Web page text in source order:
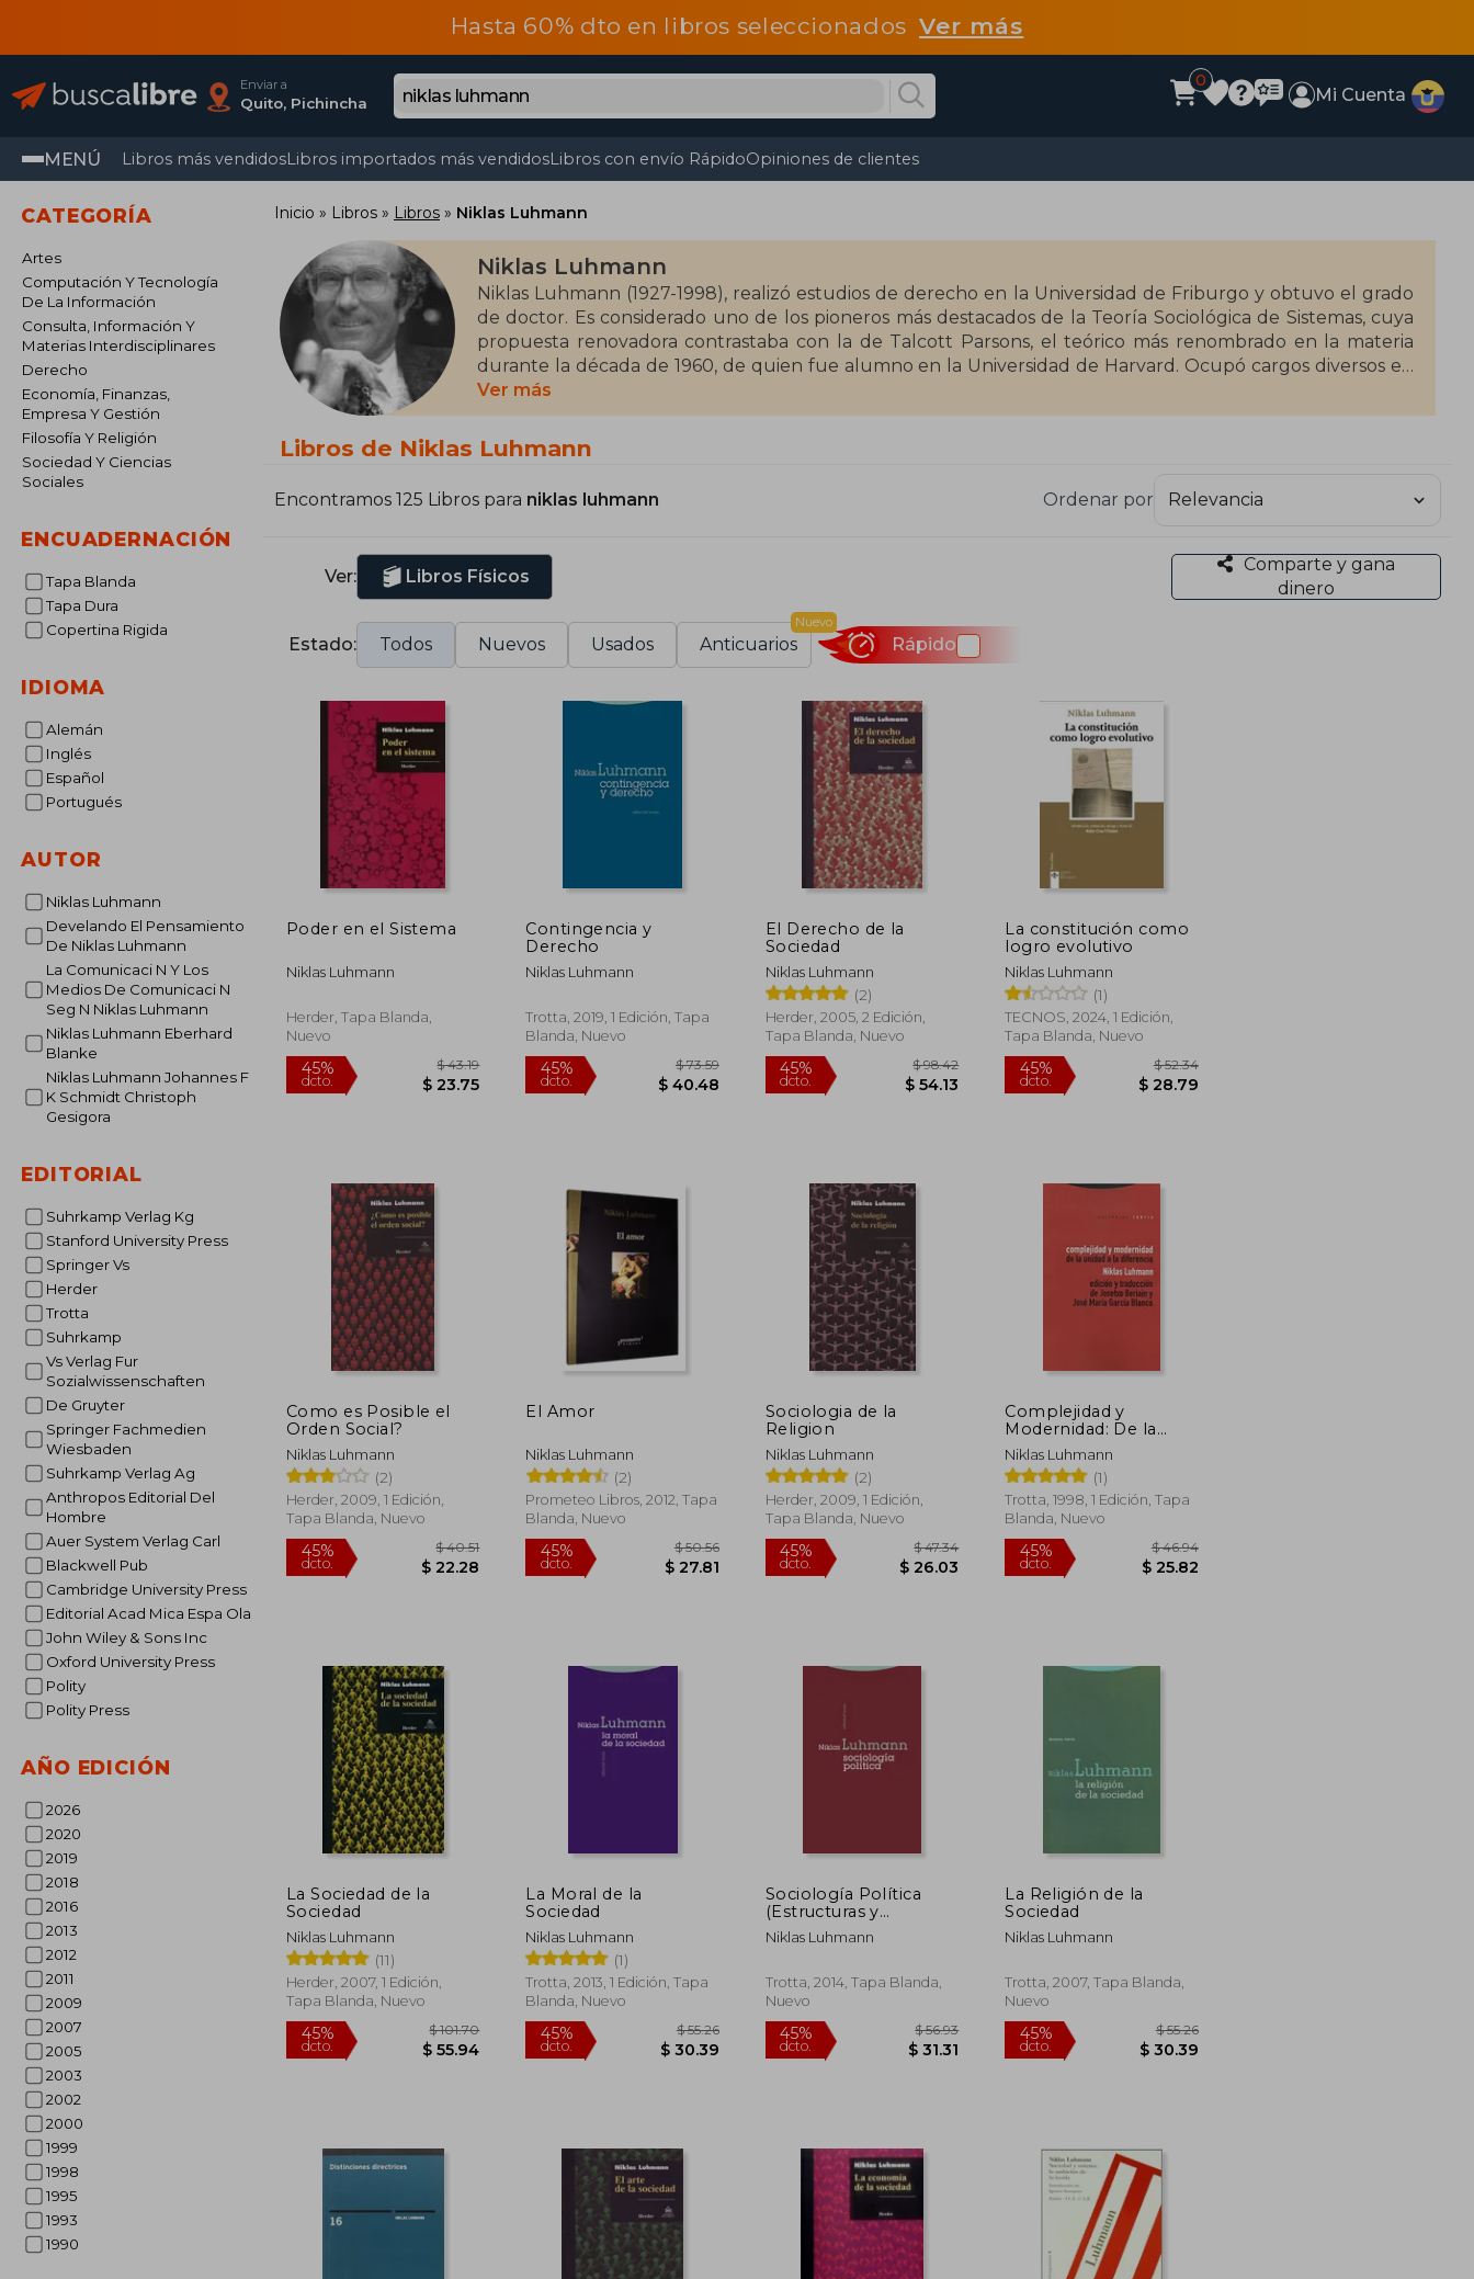
Hasta 60% dto en libros seleccionadosVer más
Enviar a
Quito, Pichincha
0
Mi Cuenta
MENÚ Libros más vendidosLibros importados más vendidosLibros con envío RápidoOpiniones de clientes
CATEGORÍA
Artes
Computación Y Tecnología
De La Información
Consulta, Información Y
Materias Interdisciplinares
Derecho
Economía, Finanzas,
Empresa Y Gestión
Filosofía Y Religión
Sociedad Y Ciencias
Sociales
ENCUADERNACIÓN
Tapa Blanda
Tapa Dura
Copertina Rigida
IDIOMA
Alemán
Inglés
Español
Portugués
AUTOR
Niklas Luhmann
Develando El Pensamiento
De Niklas Luhmann
La Comunicaci N Y Los
Medios De Comunicaci N
Seg N Niklas Luhmann
Niklas Luhmann Eberhard
Blanke
Niklas Luhmann Johannes F
K Schmidt Christoph
Gesigora
EDITORIAL
Suhrkamp Verlag Kg
Stanford University Press
Springer Vs
Herder
Trotta
Suhrkamp
Vs Verlag Fur
Sozialwissenschaften
De Gruyter
Springer Fachmedien
Wiesbaden
Suhrkamp Verlag Ag
Anthropos Editorial Del
Hombre
Auer System Verlag Carl
Blackwell Pub
Cambridge University Press
Editorial Acad Mica Espa Ola
John Wiley & Sons Inc
Oxford University Press
Polity
Polity Press
AÑO EDICIÓN
2026
2020
2019
2018
2016
2013
2012
2011
2009
2007
2005
2003
2002
2000
1999
1998
1995
1993
1990
Inicio Libros Libros Niklas Luhmann
Niklas Luhmann
Niklas Luhmann (1927-1998), realizó estudios de derecho en la Universidad de Friburgo y obtuvo el grado
de doctor. Es considerado uno de los pioneros más destacados de la Teoría Sociológica de Sistemas, cuya
propuesta renovadora contrastaba con la de Talcott Parsons, el teórico más renombrado en la materia
durante la década de 1960, de quien fue alumno en la Universidad de Harvard. Ocupó cargos diversos en
las Universidades de Münster, de Frankfurt y finalmente en la de Bielefeld, en la que permaneció hasta su
retiro en 1993. Su prolífica labor como escritor de temas tan diversos como el derecho, la economía, la
política, el arte, la ecología o los medios de comunicación masiva, continuó aún después de esta fecha
hasta sellar con su obra más importante: La sociedad de la sociedad, aparecida en 1997.
Ver más
Libros de Niklas Luhmann
Encontramos 125 Libros para niklas luhmann Ordenar por
Ver: Libros Físicos
Comparte y gana
dinero
Estado: Todos Nuevos Usados Anticuarios
Nuevo
Rápido
Poder en el Sistema
Niklas Luhmann
Herder, Tapa Blanda,
Nuevo
45%
dcto.
Contingencia y
Derecho
Niklas Luhmann
Trotta, 2019, 1 Edición, Tapa
Blanda, Nuevo
45%
dcto.
El Derecho de la
Sociedad
Niklas Luhmann
(2)
Herder, 2005, 2 Edición,
Tapa Blanda, Nuevo
45%
dcto.
$ 98.42
La constitución como
logro evolutivo
Niklas Luhmann
(1)
TECNOS, 2024, 1 Edición,
Tapa Blanda, Nuevo
45%
Como es Posible el
Orden Social?
Niklas Luhmann
(2)
Herder, 2009, 1 Edición,
Tapa Blanda, Nuevo
45%
dcto.
El Amor
Niklas Luhmann
(2)
Prometeo Libros, 2012, Tapa
Blanda, Nuevo
45%
dcto.
Sociologia de la
Religion
Niklas Luhmann
(2)
Herder, 2009, 1 Edición,
Tapa Blanda, Nuevo
$ 26.03
Complejidad y
Modernidad: De la
Unidad a la Diferencia
Niklas Luhmann
(1)
Trotta, 1998, 1 Edición, Tapa
Blanda, Nuevo
La Sociedad de la
Sociedad
Niklas Luhmann
(11)
Herder, 2007, 1 Edición,
Tapa Blanda, Nuevo
La Moral de la
Sociedad
Niklas Luhmann
(1)
Trotta, 2013, 1 Edición, Tapa
Blanda, Nuevo
45%
dcto.
Sociología Política
(Estructuras y
Procesos. Ciencias
Sociales)
Niklas Luhmann
Trotta, 2014, Tapa Blanda,
Nuevo
45%
dcto.
$ 56.93
La Religión de la
Sociedad
Niklas Luhmann
Trotta, 2007, Tapa Blanda,
Nuevo
45%
dcto.